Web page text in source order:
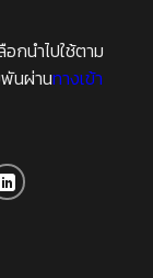
กนำไปใช้ตาม
พันผ่านทางเข้า